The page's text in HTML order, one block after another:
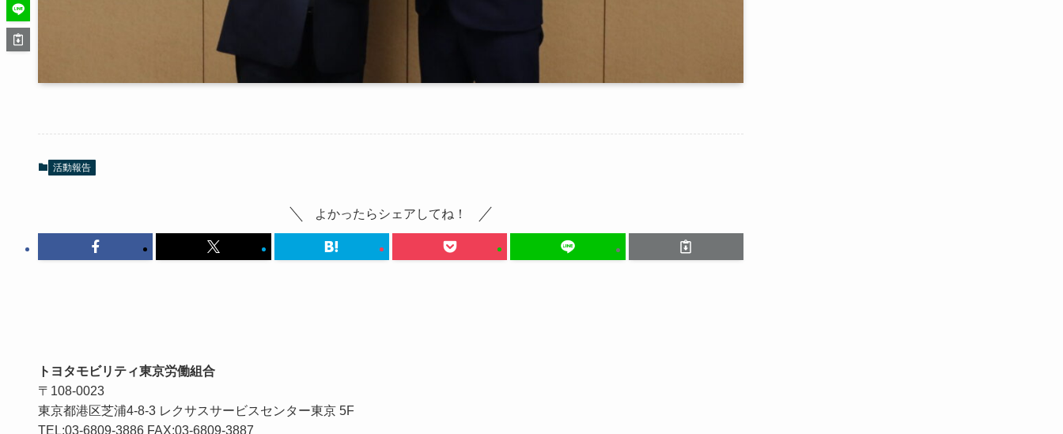
活動報告
よかったらシェアしてね！
トヨタモビリティ東京労働組合
〒108-0023
東京都港区芝浦4-8-3 レクサスサービスセンター東京 5F
TEL:03-6809-3886 FAX:03-6809-3887